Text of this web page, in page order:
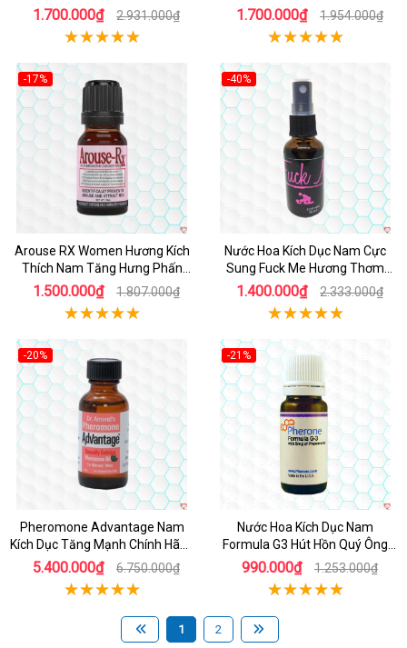
Mạnh Mẽ
1.700.000₫ 2.931.000₫ 1.700.000₫ 1.954.000₫
-17%
Arouse RX Women Hương Kích
Thích Nam Tăng Hưng Phấn
Sức Sống
1.500.000₫ 1.807.000₫
-40%
Nước Hoa Kích Dục Nam Cực
Sung Fuck Me Hương Thơm
Quyến Rũ
1.400.000₫ 2.333.000₫
-20%
Pheromone Advantage Nam
Kích Dục Tăng Mạnh Chính Hãng
Mỹ
5.400.000₫ 6.750.000₫
-21%
Nước Hoa Kích Dục Nam
Formula G3 Hút Hồn Quý Ông
Hiệu Quả Cao
990.000₫ 1.253.000₫
1 2